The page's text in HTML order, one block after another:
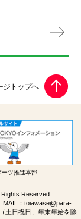
ーツ推進本部
Reserved.
： toiawase@para-
日祝日、年末年始を除